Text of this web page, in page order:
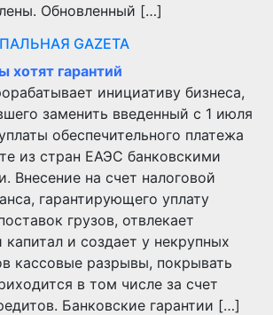
Обновленный […]
GAZЕТА
хотят гарантий
инициативу бизнеса,
заменить введенный с 1 июля
обеспечительного платежа
из стран ЕАЭС банковскими
Внесение на счет налоговой
гарантирующего уплату
грузов, отвлекает
и создает у некрупных
кассовые разрывы, покрывать
в том числе за счет
Банковские гарантии […]